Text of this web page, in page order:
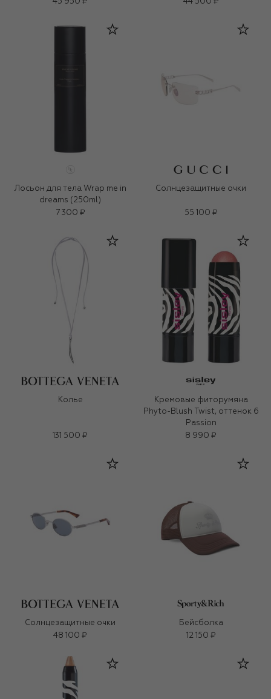
45 950 ₽ 44 500 ₽
Лосьон для тела Wrap me in
dreams (250ml)
7 300 ₽
Солнцезащитные очки
55 100 ₽
Колье
131 500 ₽
Кремовые фиторумяна
Phyto-Blush Twist, оттенок 6
Passion
8 990 ₽
Солнцезащитные очки
48 100 ₽
Бейсболка
12 150 ₽